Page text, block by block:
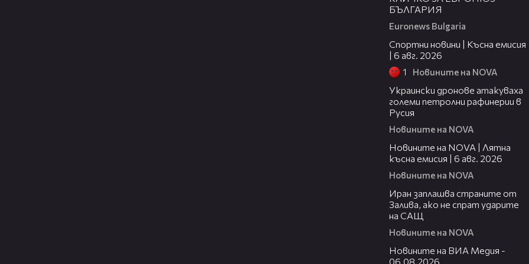
БЪЛГАРИЯ
Euronews Bulgaria
Спортни новини | Късна емисия
| 6 авг. 2026
1 Новините на NOVA
Украински дронове атакуваха
големи петролни рафинерии в
Русия
Новините на NOVA
Новините на NOVA | Лятна
късна емисия | 6 авг. 2026
Новините на NOVA
Иран заплашва страните от
Залива, ако не спрат ударите
на САЩ
Новините на NOVA
Новините на ВИА Медия -
06.08.2026